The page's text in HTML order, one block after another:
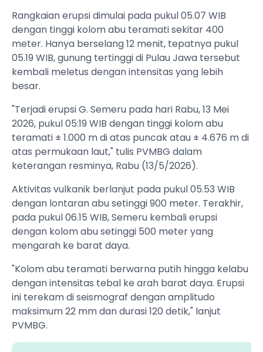
Rangkaian erupsi dimulai pada pukul 05.07 WIB
dengan tinggi kolom abu teramati sekitar 400
meter. Hanya berselang 12 menit, tepatnya pukul
05.19 WIB, gunung tertinggi di Pulau Jawa tersebut
kembali meletus dengan intensitas yang lebih
besar.
"Terjadi erupsi G. Semeru pada hari Rabu, 13 Mei
2026, pukul 05:19 WIB dengan tinggi kolom abu
teramati ± 1.000 m di atas puncak atau ± 4.676 m di
atas permukaan laut," tulis PVMBG dalam
keterangan resminya, Rabu (13/5/2026).
Aktivitas vulkanik berlanjut pada pukul 05.53 WIB
dengan lontaran abu setinggi 900 meter. Terakhir,
pada pukul 06.15 WIB, Semeru kembali erupsi
dengan kolom abu setinggi 500 meter yang
mengarah ke barat daya.
"Kolom abu teramati berwarna putih hingga kelabu
dengan intensitas tebal ke arah barat daya. Erupsi
ini terekam di seismograf dengan amplitudo
maksimum 22 mm dan durasi 120 detik," lanjut
PVMBG.